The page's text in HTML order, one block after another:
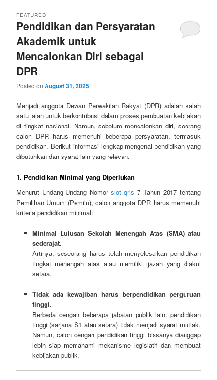
Pendidikan dan Persyaratan
Akademik untuk
Mencalonkan Diri sebagai
DPR
FEATURED
Posted onAugust 31, 2025
Menjadi anggota Dewan Perwakilan Rakyat (DPR) adalah salah
satu jalan untuk berkontribusi dalam proses pembuatan kebijakan
di tingkat nasional. Namun, sebelum mencalonkan diri, seorang
calon DPR harus memenuhi beberapa persyaratan, termasuk
pendidikan. Berikut informasi lengkap mengenai pendidikan yang
dibutuhkan dan syarat lain yang relevan.
1. Pendidikan Minimal yang Diperlukan
Menurut Undang-Undang Nomorslot qris 7 Tahun 2017 tentang
Pemilihan Umum (Pemilu), calon anggota DPR harus memenuhi
kriteria pendidikan minimal:
Minimal Lulusan Sekolah Menengah Atas (SMA) atau
sederajat.
Artinya, seseorang harus telah menyelesaikan pendidikan
tingkat menengah atas atau memiliki ijazah yang diakui
setara.
Tidak ada kewajiban harus berpendidikan perguruan
tinggi.
Berbeda dengan beberapa jabatan publik lain, pendidikan
tinggi (sarjana S1 atau setara) tidak menjadi syarat mutlak.
Namun, calon dengan pendidikan tinggi biasanya dianggap
lebih siap memahami mekanisme legislatif dan membuat
kebijakan publik.